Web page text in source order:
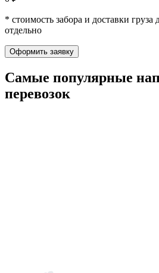
* стоимость забора и доставки груза
отдельно
Оформить заявку
Самые популярные
перевозок